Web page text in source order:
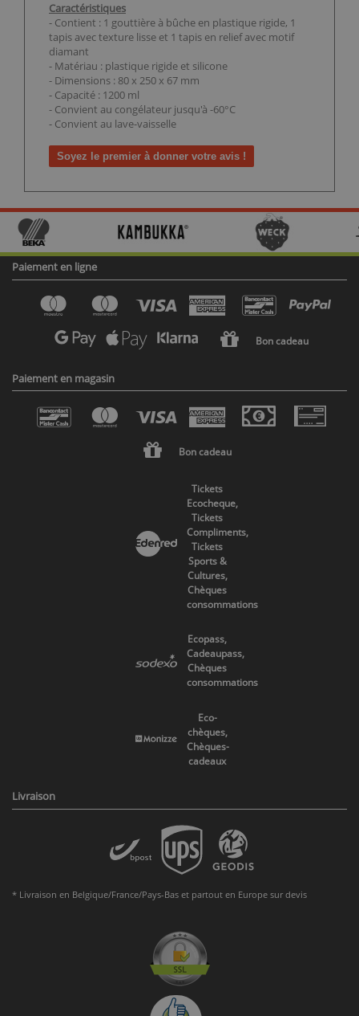
Caractéristiques
- Contient : 1 gouttière à bûche en plastique rigide, 1
tapis avec texture lisse et 1 tapis en relief avec motif
diamant
- Matériau : plastique rigide et silicone
- Dimensions : 80 x 250 x 67 mm
- Capacité : 1200 ml
- Convient au congélateur jusqu'à -60°C
- Convient au lave-vaisselle
Soyez le premier à donner votre avis !
Paiement en ligne
Bon cadeau
Paiement en magasin
Bon cadeau
Tickets
Ecocheque,
Tickets
Compliments,
Tickets
Sports &
Cultures,
Chèques
consommations
Ecopass,
Cadeaupass,
Chèques
consommations
Eco-
chèques,
Chèques-
cadeaux
Livraison
* Livraison en Belgique/France/Pays-Bas et partout en Europe sur devis